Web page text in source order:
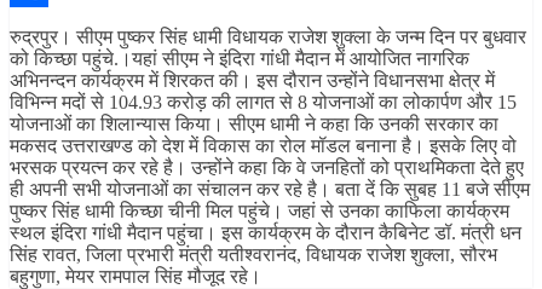
रुद्रपुर। सीएम पुष्कर सिंह धामी विधायक राजेश शुक्ला के जन्म दिन पर बुधवार
को किच्छा पहुंचे.।यहां सीएम ने इंदिरा गांधी मैदान में आयोजित नागरिक
अभिनन्दन कार्यक्रम में शिरकत की। इस दौरान उन्होंने विधानसभा क्षेत्र में
विभिन्न मदों से 104.93 करोड़ की लागत से 8 योजनाओं का लोकार्पण और 15
योजनाओं का शिलान्यास किया। सीएम धामी ने कहा कि उनकी सरकार का
मकसद उत्तराखण्ड को देश में विकास का रोल मॉडल बनाना है। इसके लिए वो
भरसक प्रयत्न कर रहे है। उन्होंने कहा कि वे जनहितों को प्राथमिकता देते हुए
ही अपनी सभी योजनाओं का संचालन कर रहे है। बता दें कि सुबह 11 बजे सीएम
पुष्कर सिंह धामी किच्छा चीनी मिल पहुंचे। जहां से उनका काफिला कार्यक्रम
स्थल इंदिरा गांधी मैदान पहुंचा। इस कार्यक्रम के दौरान कैबिनेट डॉ. मंत्री धन
सिंह रावत, जिला प्रभारी मंत्री यतीश्वरानंद, विधायक राजेश शुक्ला, सौरभ
बहुगुणा, मेयर रामपाल सिंह मौजूद रहे।